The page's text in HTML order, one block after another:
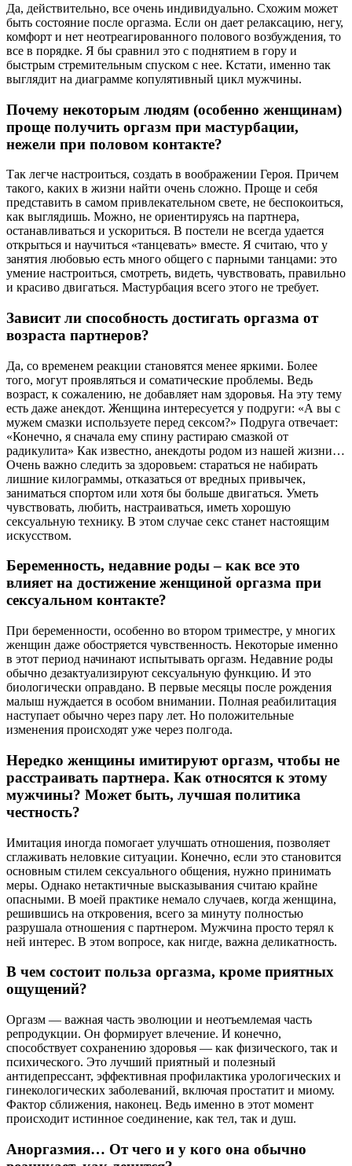
Да, действительно, все очень индивидуально. Схожим может
быть состояние после оргазма. Если он дает релаксацию, негу,
комфорт и нет неотреагированного полового возбуждения, то
все в порядке. Я бы сравнил это с поднятием в гору и
быстрым стремительным спуском с нее. Кстати, именно так
выглядит на диаграмме копулятивный цикл мужчины.
Почему некоторым людям (особенно женщинам)
проще получить оргазм при мастурбации,
нежели при половом контакте?
Так легче настроиться, создать в воображении Героя. Причем
такого, каких в жизни найти очень сложно. Проще и себя
представить в самом привлекательном свете, не беспокоиться,
как выглядишь. Можно, не ориентируясь на партнера,
останавливаться и ускориться. В постели не всегда удается
открыться и научиться «танцевать» вместе. Я считаю, что у
занятия любовью есть много общего с парными танцами: это
умение настроиться, смотреть, видеть, чувствовать, правильно
и красиво двигаться. Мастурбация всего этого не требует.
Зависит ли способность достигать оргазма от
возраста партнеров?
Да, со временем реакции становятся менее яркими. Более
того, могут проявляться и соматические проблемы. Ведь
возраст, к сожалению, не добавляет нам здоровья. На эту тему
есть даже анекдот. Женщина интересуется у подруги: «А вы с
мужем смазки используете перед сексом?» Подруга отвечает:
«Конечно, я сначала ему спину растираю смазкой от
радикулита» Как известно, анекдоты родом из нашей жизни…
Очень важно следить за здоровьем: стараться не набирать
лишние килограммы, отказаться от вредных привычек,
заниматься спортом или хотя бы больше двигаться. Уметь
чувствовать, любить, настраиваться, иметь хорошую
сексуальную технику. В этом случае секс станет настоящим
искусством.
Беременность, недавние роды – как все это
влияет на достижение женщиной оргазма при
сексуальном контакте?
При беременности, особенно во втором триместре, у многих
женщин даже обостряется чувственность. Некоторые именно
в этот период начинают испытывать оргазм. Недавние роды
обычно дезактуализируют сексуальную функцию. И это
биологически оправдано. В первые месяцы после рождения
малыш нуждается в особом внимании. Полная реабилитация
наступает обычно через пару лет. Но положительные
изменения происходят уже через полгода.
Нередко женщины имитируют оргазм, чтобы не
расстраивать партнера. Как относятся к этому
мужчины? Может быть, лучшая политика
честность?
Имитация иногда помогает улучшать отношения, позволяет
сглаживать неловкие ситуации. Конечно, если это становится
основным стилем сексуального общения, нужно принимать
меры. Однако нетактичные высказывания считаю крайне
опасными. В моей практике немало случаев, когда женщина,
решившись на откровения, всего за минуту полностью
разрушала отношения с партнером. Мужчина просто терял к
ней интерес. В этом вопросе, как нигде, важна деликатность.
В чем состоит польза оргазма, кроме приятных
ощущений?
Оргазм — важная часть эволюции и неотъемлемая часть
репродукции. Он формирует влечение. И конечно,
способствует сохранению здоровья — как физического, так и
психического. Это лучший приятный и полезный
антидепрессант, эффективная профилактика урологических и
гинекологических заболеваний, включая простатит и миому.
Фактор сближения, наконец. Ведь именно в этот момент
происходит истинное соединение, как тел, так и душ.
Аноргазмия… От чего и у кого она обычно